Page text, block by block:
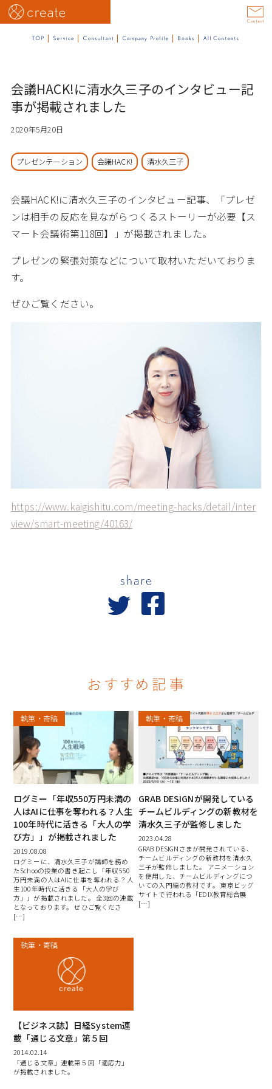
会議HACK!に清水久三子のインタビュー記
事が掲載されました
2020年5月20日
プレゼンテーション 会議HACK! 清水久三子
会議HACK!に清水久三子のインタビュー記事、「プレゼ
ンは相手の反応を見ながらつくるストーリーが必要【ス
マート会議術第118回】」が掲載されました。
プレゼンの緊張対策などについて取材いただいておりま
す。
ぜひご覧ください。
https://www.kaigishitu.com/meeting-hacks/detail/inter
view/smart-meeting/40163/
執筆・寄稿
ログミー「年収550万円未満の
人はAIに仕事を奪われる？人生
100年時代に活きる「大人の学
び方」」が掲載されました
2019.08.08
ログミーに、清水久三子が講師を務め
たSchooの授業の書き起こし「年収550
万円未満の人はAIに仕事を奪われる？人
生100年時代に活きる「大人の学び
方」」が掲載されました。 全3回の連載
となっております。 ぜひご覧くださ
[…]
執筆・寄稿
GRAB DESIGNが開発している
チームビルディングの新教材を
清水久三子が監修しました
2023.04.28
GRAB DESIGNさまが開発されている、
チームビルディングの新教材を清水久
三子が監修しました。 アニメーション
を使用した、チームビルディングにつ
いての入門編の教材です。 東京ビッグ
サイトで行われる「EDIX教育総合展
[…]
執筆・寄稿
【ビジネス誌】日経System連
載「通じる文章」第５回
2014.02.14
「通じる文章」連載第５回「適応力」
が掲載されました。